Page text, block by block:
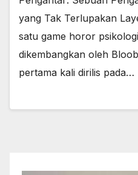
yang Tak Terlupakan
satu game horor
dikembangkan oleh
pertama kali dirilis pada…